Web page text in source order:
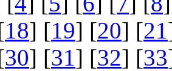
18] [19] [20] [21
30] [31] [32] [33